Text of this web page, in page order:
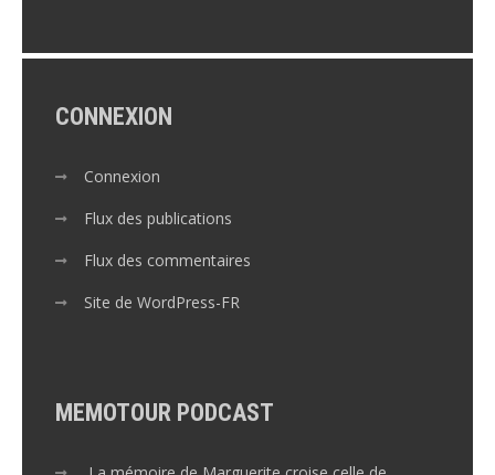
CONNEXION
Connexion
Flux des publications
Flux des commentaires
Site de WordPress-FR
MEMOTOUR PODCAST